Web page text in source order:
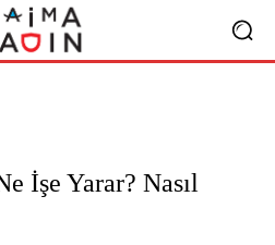
İşe Yarar? Nasıl